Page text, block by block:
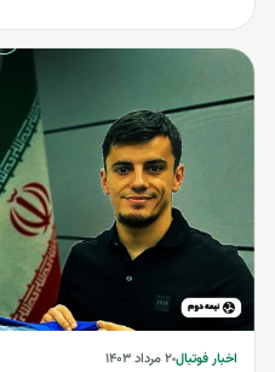
اخبار فوتبال۲ مرداد ۱۴۰۳